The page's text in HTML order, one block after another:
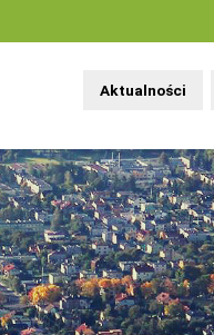
Aktualności